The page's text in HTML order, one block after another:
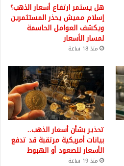
هل يستمر ارتفاع أسعار الذهب؟
إسلام مميش يحذر المستثمرين
ويكشف العوامل الحاسمة
لمسار الأسعار
منذ 18 ساعة
تحذير بشأن أسعار الذهب..
بيانات أمريكية مرتقبة قد تدفع
الأسعار للصعود أو الهبوط
منذ 19 ساعة